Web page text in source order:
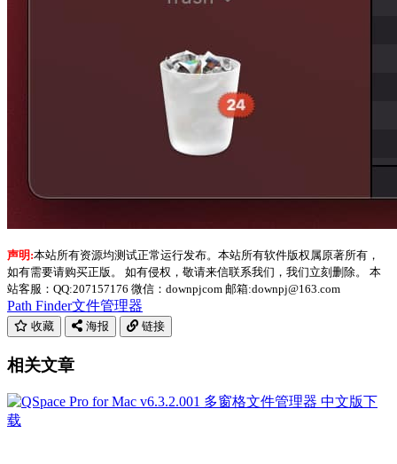
声明:本站所有资源均测试正常运行发布。本站所有软件版权属原著所有，
如有需要请购买正版。 如有侵权，敬请来信联系我们，我们立刻删除。 本
站客服：QQ:207157176 微信：downpjcom 邮箱:downpj@163.com
Path Finder文件管理器
收藏 海报 链接
相关文章